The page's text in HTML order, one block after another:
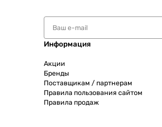
Информация
Акции
Бренды
Поставщикам / партнерам
Правила пользования сайтом
Правила продаж